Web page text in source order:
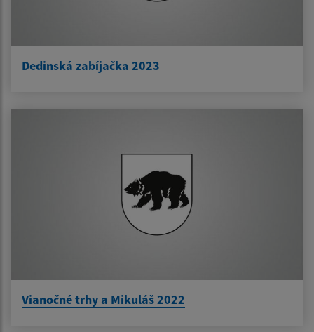
Dedinská zabíjačka 2023
Vianočné trhy a Mikuláš 2022